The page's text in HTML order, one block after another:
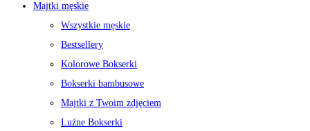
Majtki męskie
Wszystkie męskie
Bestsellery
Kolorowe Bokserki
Bokserki bambusowe
Majtki z Twoim zdjęciem
Luźne Bokserki